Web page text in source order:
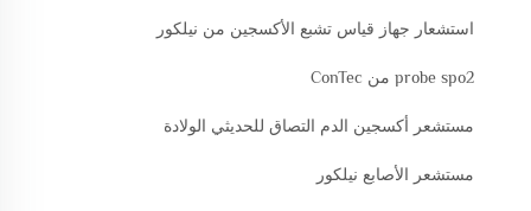
استشعار جهاز قياس تشبع الأكسجين من نيلكور
probe spo2 من ConTec
مستشعر أكسجين الدم التصاق للحديثي الولادة
مستشعر الأصابع نيلكور